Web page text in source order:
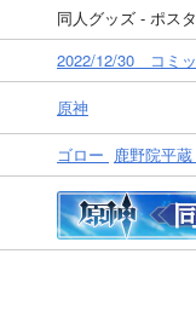
同人グッズ - ポス
2022/12/30 コミッ
原神
ゴロー 鹿野院平蔵